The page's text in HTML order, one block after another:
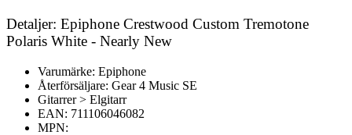
Detaljer: Epiphone Crestwood Custom Tremotone
Polaris White - Nearly New
Varumärke: Epiphone
Återförsäljare: Gear 4 Music SE
Gitarrer > Elgitarr
EAN: 711106046082
MPN: